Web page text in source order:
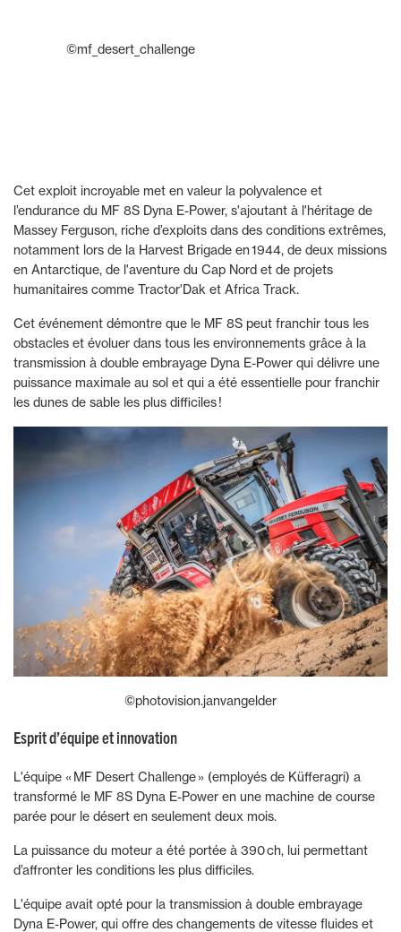
©mf_desert_challenge
Cet exploit incroyable met en valeur la polyvalence et
l’endurance du MF 8S Dyna E-Power, s'ajoutant à l'héritage de
Massey Ferguson, riche d’exploits dans des conditions extrêmes,
notamment lors de la Harvest Brigade en 1944, de deux missions
en Antarctique, de l'aventure du Cap Nord et de projets
humanitaires comme Tractor'Dak et Africa Track.
Cet événement démontre que le MF 8S peut franchir tous les
obstacles et évoluer dans tous les environnements grâce à la
transmission à double embrayage Dyna E-Power qui délivre une
puissance maximale au sol et qui a été essentielle pour franchir
les dunes de sable les plus difficiles !
©photovision.janvangelder
Esprit d’équipe et innovation
L'équipe « MF Desert Challenge » (employés de Küfferagri) a
transformé le MF 8S Dyna E-Power en une machine de course
parée pour le désert en seulement deux mois.
La puissance du moteur a été portée à 390 ch, lui permettant
d’affronter les conditions les plus difficiles.
L'équipe avait opté pour la transmission à double embrayage
Dyna E-Power, qui offre des changements de vitesse fluides et